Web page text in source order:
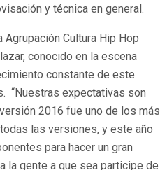
y técnica en general.
Cultura Hip Hop
conocido en la escena
constante de este
“Nuestras expectativas son
2016 fue uno de los más
las versiones, y este año
para hacer un gran
la gente a que sea participe de